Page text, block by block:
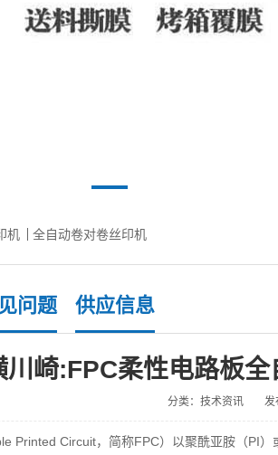
机 全自动卷对卷丝印机
问题 供应信息
川崎:FPC柔性电路板
分类：技术资讯 发
Printed Circuit，简称FPC）以聚酰亚胺（PI）